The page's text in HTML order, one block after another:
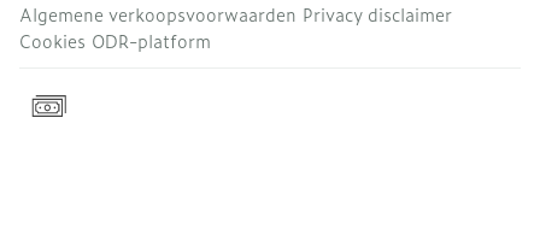
Algemene verkoopsvoorwaarden Privacy disclaimer
Cookies ODR-platform